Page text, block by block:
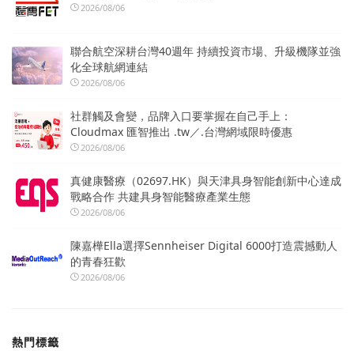
2026/08/06
聯合航空深耕台灣40週年 持續投資市場、升級機隊並強
化全球航網連結
2026/08/06
社群觸及會變，品牌入口要掌握在自己手上：
Cloudmax 匯智推出 .tw／.台灣網域限時優惠
2026/08/06
真健康醫療（02697.HK）與天津具身智能創新中心達成
戰略合作 共建具身智能醫療產業生態
2026/08/06
陳嘉樺Ella選擇Sennheiser Digital 6000打造震撼動人
的青春狂歡
2026/08/06
熱門標籤